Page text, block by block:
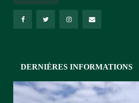
DERNIÈRES INFORMATIONS